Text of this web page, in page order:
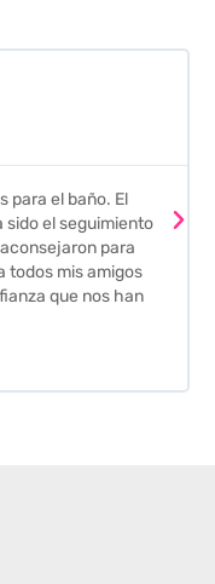
para el baño. El
el seguimiento
para
todos mis amigos
que nos han